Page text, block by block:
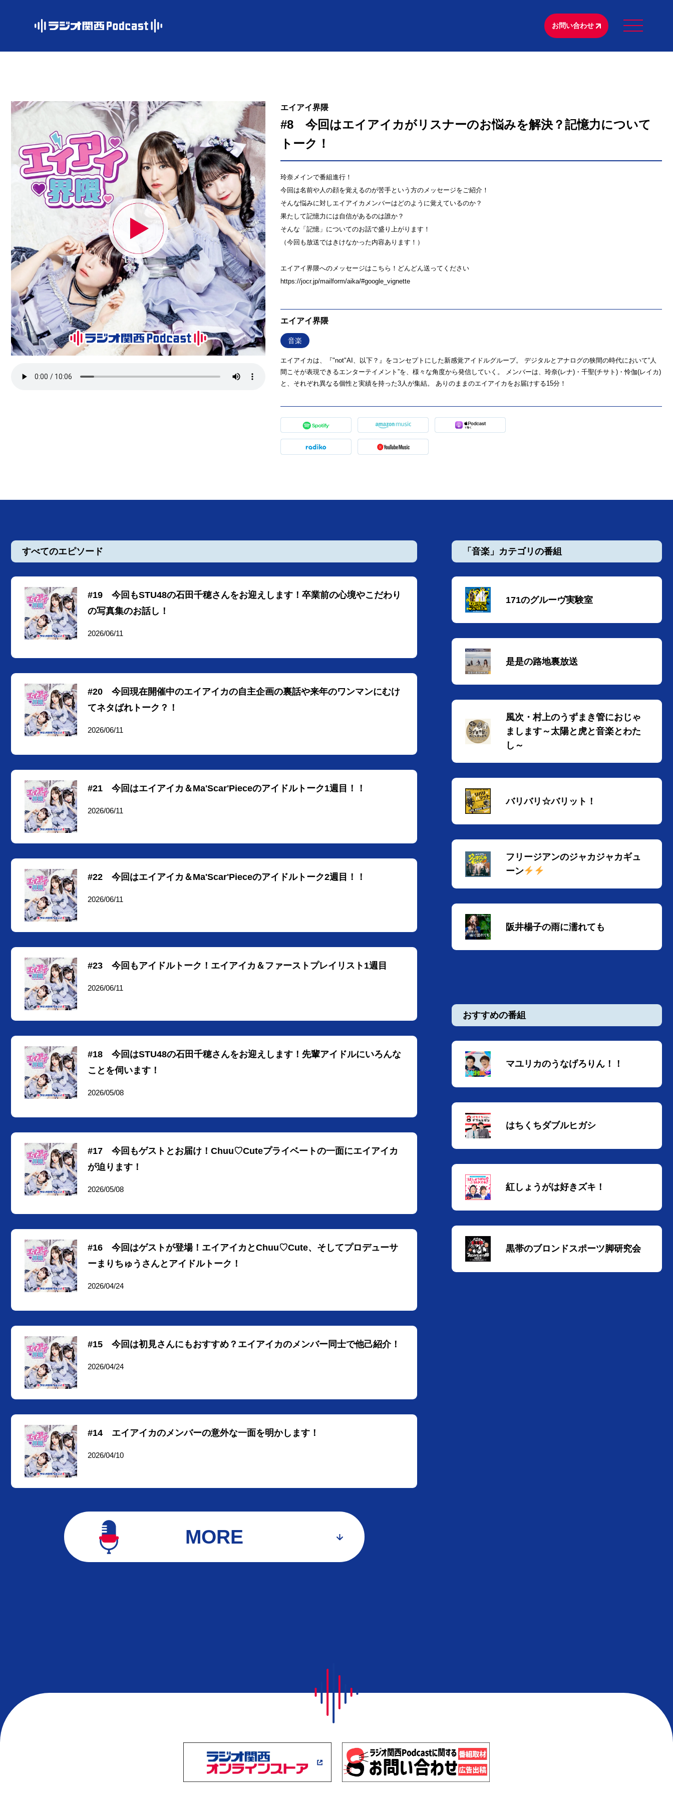
お問い合わせ
エイアイ界隈
#8 今回はエイアイカがリスナーのお悩みを解決？記憶力について
トーク！
玲奈メインで番組進行！
今回は名前や人の顔を覚えるのが苦手という方のメッセージをご紹介！
そんな悩みに対しエイアイカメンバーはどのように覚えているのか？
果たして記憶力には自信があるのは誰か？
そんな「記憶」についてのお話で盛り上がります！
（今回も放送ではきけなかった内容あります！）
エイアイ界隈へのメッセージはこちら！どんどん送ってください
https://jocr.jp/mailform/aika/#google_vignette
エイアイ界隈
音楽
エイアイカは、『"not"AI、以下？』をコンセプトにした新感覚アイドルグループ。 デジタルとアナログの狭間の時代において“人
間こそが表現できるエンターテイメント”を、様々な角度から発信していく。 メンバーは、玲奈(レナ)・千聖(チサト)・怜伽(レイカ)
と、それぞれ異なる個性と実績を持った3人が集結。 ありのままのエイアイカをお届けする15分！
すべてのエピソード
#19 今回もSTU48の石田千穂さんをお迎えします！卒業前の心境やこだわり
の写真集のお話し！
2026/06/11
#20 今回現在開催中のエイアイカの自主企画の裏話や来年のワンマンにむけ
てネタばれトーク？！
2026/06/11
#21 今回はエイアイカ＆Ma'Scar'Pieceのアイドルトーク1週目！！
2026/06/11
#22 今回はエイアイカ＆Ma'Scar'Pieceのアイドルトーク2週目！！
2026/06/11
#23 今回もアイドルトーク！エイアイカ＆ファーストプレイリスト1週目
2026/06/11
#18 今回はSTU48の石田千穂さんをお迎えします！先輩アイドルにいろんな
ことを伺います！
2026/05/08
#17 今回もゲストとお届け！Chuu♡Cuteプライベートの一面にエイアイカ
が迫ります！
2026/05/08
#16 今回はゲストが登場！エイアイカとChuu♡Cute、そしてプロデューサ
ーまりちゅうさんとアイドルトーク！
2026/04/24
#15 今回は初見さんにもおすすめ？エイアイカのメンバー同士で他己紹介！
2026/04/24
#14 エイアイカのメンバーの意外な一面を明かします！
2026/04/10
MORE
「音楽」カテゴリの番組
171のグルーヴ実験室
是是の路地裏放送
風次・村上のうずまき管におじゃ
まします～太陽と虎と音楽とわた
し～
バリバリ☆バリット！
フリージアンのジャカジャカギュ
ーン
阪井楊子の雨に濡れても
おすすめの番組
マユリカのうなげろりん！！
はちくちダブルヒガシ
紅しょうがは好きズキ！
黒帯のブロンドスポーツ脚研究会